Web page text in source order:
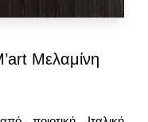
Μελαμίνη